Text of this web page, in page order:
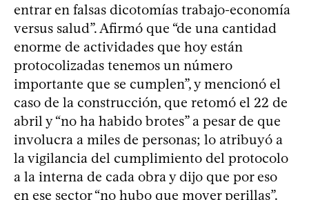
entrar en falsas dicotomías trabajo-economía
versus salud”. Afirmó que “de una cantidad
enorme de actividades que hoy están
protocolizadas tenemos un número
importante que se cumplen”, y mencionó el
caso de la construcción, que retomó el 22 de
abril y “no ha habido brotes” a pesar de que
involucra a miles de personas; lo atribuyó a
la vigilancia del cumplimiento del protocolo
a la interna de cada obra y dijo que por eso
en ese sector “no hubo que mover perillas”.